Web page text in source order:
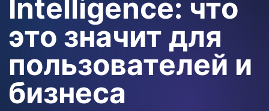
Intelligence: что
это значит для
пользователей и
бизнеса